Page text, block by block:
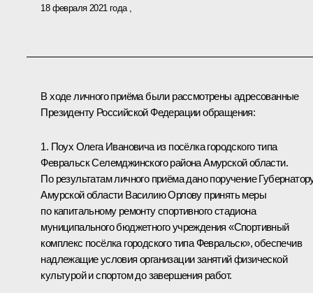
18 февраля 2021 года
В ходе личного приёма были рассмотрены адресованные
Президенту Российской Федерации обращения:
1. Поух Олега Ивановича из посёлка городского типа
Февральск Селемджинского района Амурской области.
По результатам личного приёма дано поручение
Амурской области Василию Орлову принять меры
по капитальному ремонту спортивного стадиона
муниципального бюджетного учреждения «Спортивный
комплекс посёлка городского типа Февральск», обеспечив
надлежащие условия организации занятий физической
культурой и спортом до завершения работ.